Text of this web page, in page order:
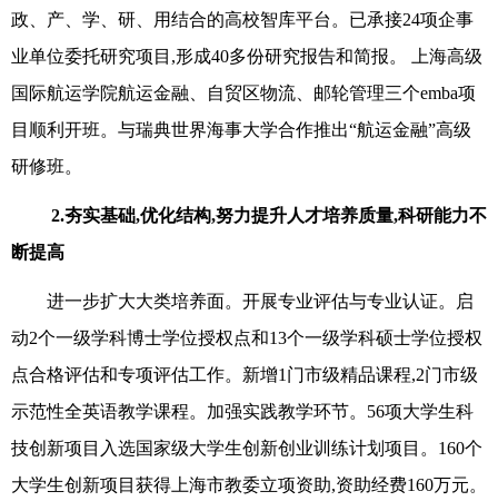
政、产、学、研、用结合的高校智库平台。已承接24项企事
业单位委托研究项目,形成40多份研究报告和简报。 上海高级
国际航运学院航运金融、自贸区物流、邮轮管理三个emba项
目顺利开班。与瑞典世界海事大学合作推出“航运金融”高级
研修班。
2.夯实基础,优化结构,努力提升人才培养质量,科研能力不
断提高
进一步扩大大类培养面。开展专业评估与专业认证。启
动2个一级学科博士学位授权点和13个一级学科硕士学位授权
点合格评估和专项评估工作。新增1门市级精品课程,2门市级
示范性全英语教学课程。加强实践教学环节。56项大学生科
技创新项目入选国家级大学生创新创业训练计划项目。160个
大学生创新项目获得上海市教委立项资助,资助经费160万元。